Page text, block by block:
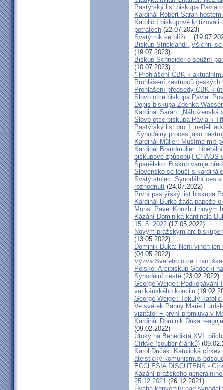
Pastýřský list biskupa Pavla
Kardinál Robert Sarah
Katoličtí biskupové kritizovali
potratech (22.07.2023)
Svatý rok se blíží...
Biskup Strickland: „Všichni
(19.07.2023)
Biskup Schneider o soužití
(10.07.2023)
* Prohlášení ČBK k
Prohlášení zástupců
Prohlášení předsedy ČBK k
Slovo otce biskupa Pavla:
Dopis biskupa Zdenka
Kardinál Sarah: „Náboženská
Slovo otce biskupa Pavla k
Pastýřský list pro 1. neděli
„Synodálny proces jako
Kardinál Müller: Musíme mít
Kardinál Brandmüller:
biskupové způsobují CHAOS
Španělsko: Biskup varuje
Slovensko se loučí s
Svatý stolec: Synodální
rozhodnutí (24.07.2022)
První pastýřský list biskupa
Kardinál Burke žádá papeže
Mons. Pavel Konzbul novým
Kázání Dominika kardinála
15. 5. 2022 (17.05.2022)
Novým pražským
(13.05.2022)
Dominik Duka: Není vinen
(04.05.2022)
Výzva Svatého otce
Polsko: Arcibiskup Gadecki
Synodální cestě (23.02.2022)
George Weigel: Podkopávání
vatikánského koncilu
George Weigel: Tekutý
Ve svátek Panny Marie
vizitátor + první promluva v
Kardinál Dominik Duka
(09.02.2022)
Útoky na Benedikta XVI.
Církve (soubor článků)
Karol Dučák: Katolická církev
ateistický komunismus
ECCLESIA DISCUTENS -
Kázání pražského
25.12.2021 (26.12.2021)
Úvaha konvertity nad